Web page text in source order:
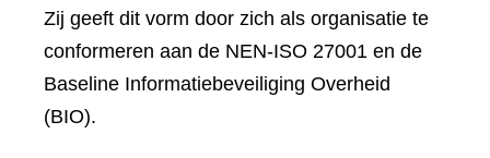
Zij geeft dit vorm door zich als organisatie te
conformeren aan de NEN-ISO 27001 en de
Baseline Informatiebeveiliging Overheid
(BIO).